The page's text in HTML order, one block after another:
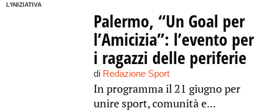
L'INIZIATIVA
Palermo, “Un Goal per
l’Amicizia”: l’evento per
i ragazzi delle periferie
di Redazione Sport
In programma il 21 giugno per
unire sport, comunità e...